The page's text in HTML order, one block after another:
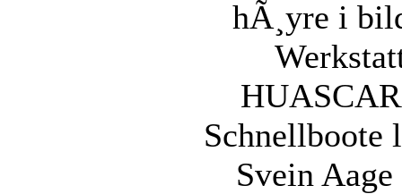
hÃ¸yre i
Schnellboote
Svein